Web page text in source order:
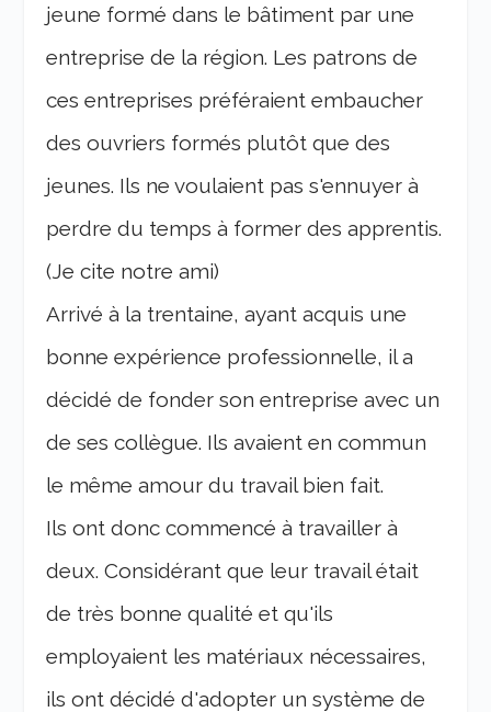
jeune formé dans le bâtiment par une
entreprise de la région. Les patrons de
ces entreprises préféraient embaucher
des ouvriers formés plutôt que des
jeunes. Ils ne voulaient pas s'ennuyer à
perdre du temps à former des apprentis.
(Je cite notre ami)
Arrivé à la trentaine, ayant acquis une
bonne expérience professionnelle, il a
décidé de fonder son entreprise avec un
de ses collègue. Ils avaient en commun
le même amour du travail bien fait.
Ils ont donc commencé à travailler à
deux. Considérant que leur travail était
de très bonne qualité et qu'ils
employaient les matériaux nécessaires,
ils ont décidé d'adopter un système de